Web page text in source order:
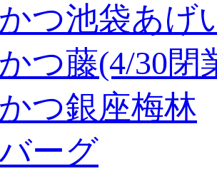
つ池袋あげ
つ藤(4/30閉
つ銀座梅林
ーグ